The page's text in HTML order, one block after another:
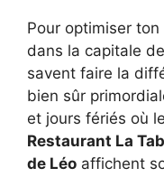
Pour optimiser
dans la capitale
savent faire la
bien sûr
et jours fériés où
Restaurant La
de Léo affichent